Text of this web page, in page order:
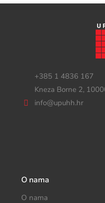
+385 1 4836 167
Kneza Borne 2,
info@upuhh.hr
O nama
O nama